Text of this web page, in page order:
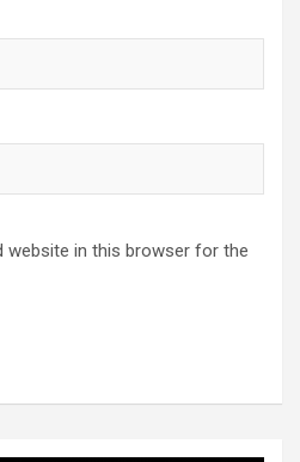
website in this browser for the